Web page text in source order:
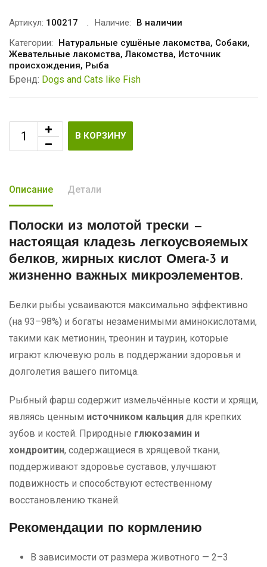
Артикул: 100217 Наличие:
В наличии
Категории:
Натуральные сушёные лакомства, Собаки,
Жевательные лакомства, Лакомства, Источник
происхождения, Рыба
Бренд: Dogs and Cats like Fish
В КОРЗИНУ
Описание Детали
Полоски из молотой трески —
настоящая кладезь легкоусвояемых
белков, жирных кислот Омега-3 и
жизненно важных микроэлементов.
Белки рыбы усваиваются максимально эффективно
(на 93–98%) и богаты незаменимыми аминокислотами,
такими как метионин, треонин и таурин, которые
играют ключевую роль в поддержании здоровья и
долголетия вашего питомца.
Рыбный фарш содержит измельчённые кости и хрящи,
являясь ценным источником кальция для крепких
зубов и костей. Природные глюкозамин и
хондроитин, содержащиеся в хрящевой ткани,
поддерживают здоровье суставов, улучшают
подвижность и способствуют естественному
восстановлению тканей.
Рекомендации по кормлению
В зависимости от размера животного — 2–3